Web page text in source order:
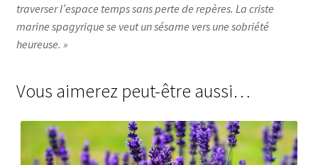
traverser l’espace temps sans perte de repères. La criste
marine spagyrique se veut un sésame vers une sobriété
heureuse. »
Vous aimerez peut-être aussi…